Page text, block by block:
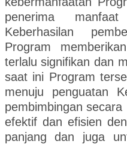
penerima
Keberhasilan
Program
terlalu signifikan dan
saat ini Program
menuju penguatan
pembimbingan
efektif dan efisien
panjang dan juga